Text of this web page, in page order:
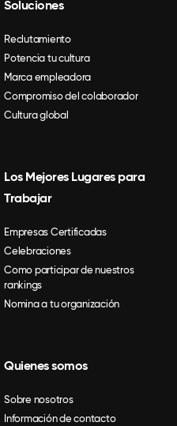
Soluciones
Reclutamiento
Potencia tu cultura
Marca empleadora
Compromiso del colaborador
Cultura global
Los Mejores Lugares para
Trabajar
Empresas Certificadas
Celebraciones
Como participar de nuestros
rankings
Nomina a tu organización
Quienes somos
Sobre nosotros
Información de contacto